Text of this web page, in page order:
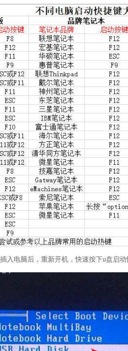
入电脑后，重新开机，快速按下u盘启动